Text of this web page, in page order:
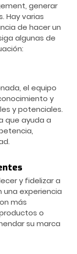
generar
Hay varias
de hacer un
algunas de
el equipo
y
y potenciales.
que ayuda a
y fidelizar a
una experiencia
más
o
su marca